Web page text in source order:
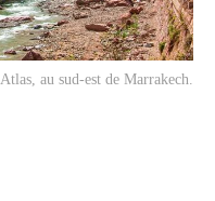
au sud-est de Marrakech.